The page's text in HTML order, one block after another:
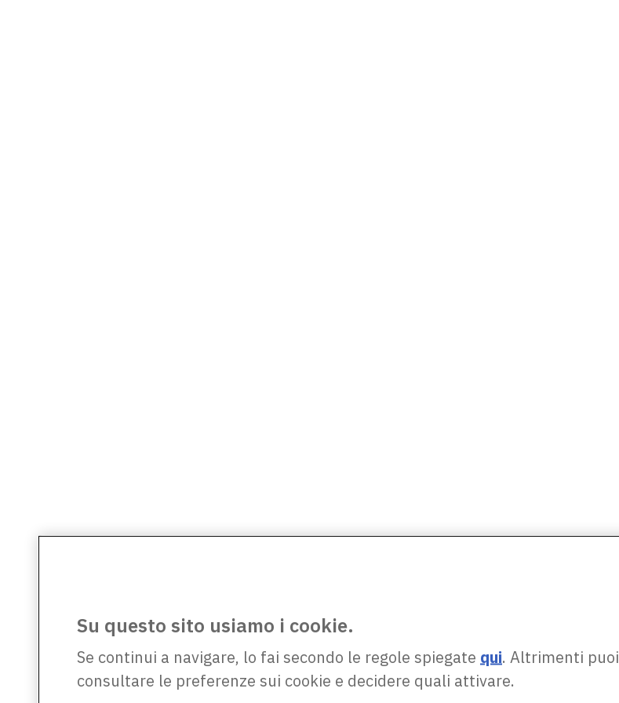
Su questo sito usiamo i cookie.
Se continui a navigare, lo fai secondo le regole spiegate qui. Altrimenti puoi
consultare le preferenze sui cookie e decidere quali attivare.